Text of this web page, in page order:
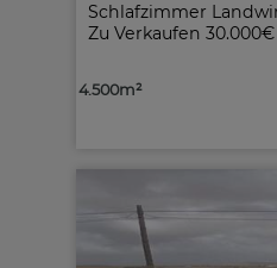
Schlafzimmer
Zu Verkaufen 30.000€
4.500m²